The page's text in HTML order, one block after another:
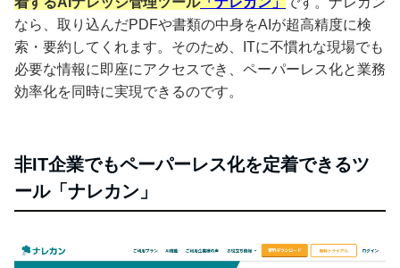
なら、取り込んだPDFや書類の中身をAIが超高精度に検
索・要約してくれます。そのため、ITに不慣れな現場でも
必要な情報に即座にアクセスでき、ペーパーレス化と業務
効率化を同時に実現できるのです。
非IT企業でもペーパーレス化を定着できるツ
ール「ナレカン」